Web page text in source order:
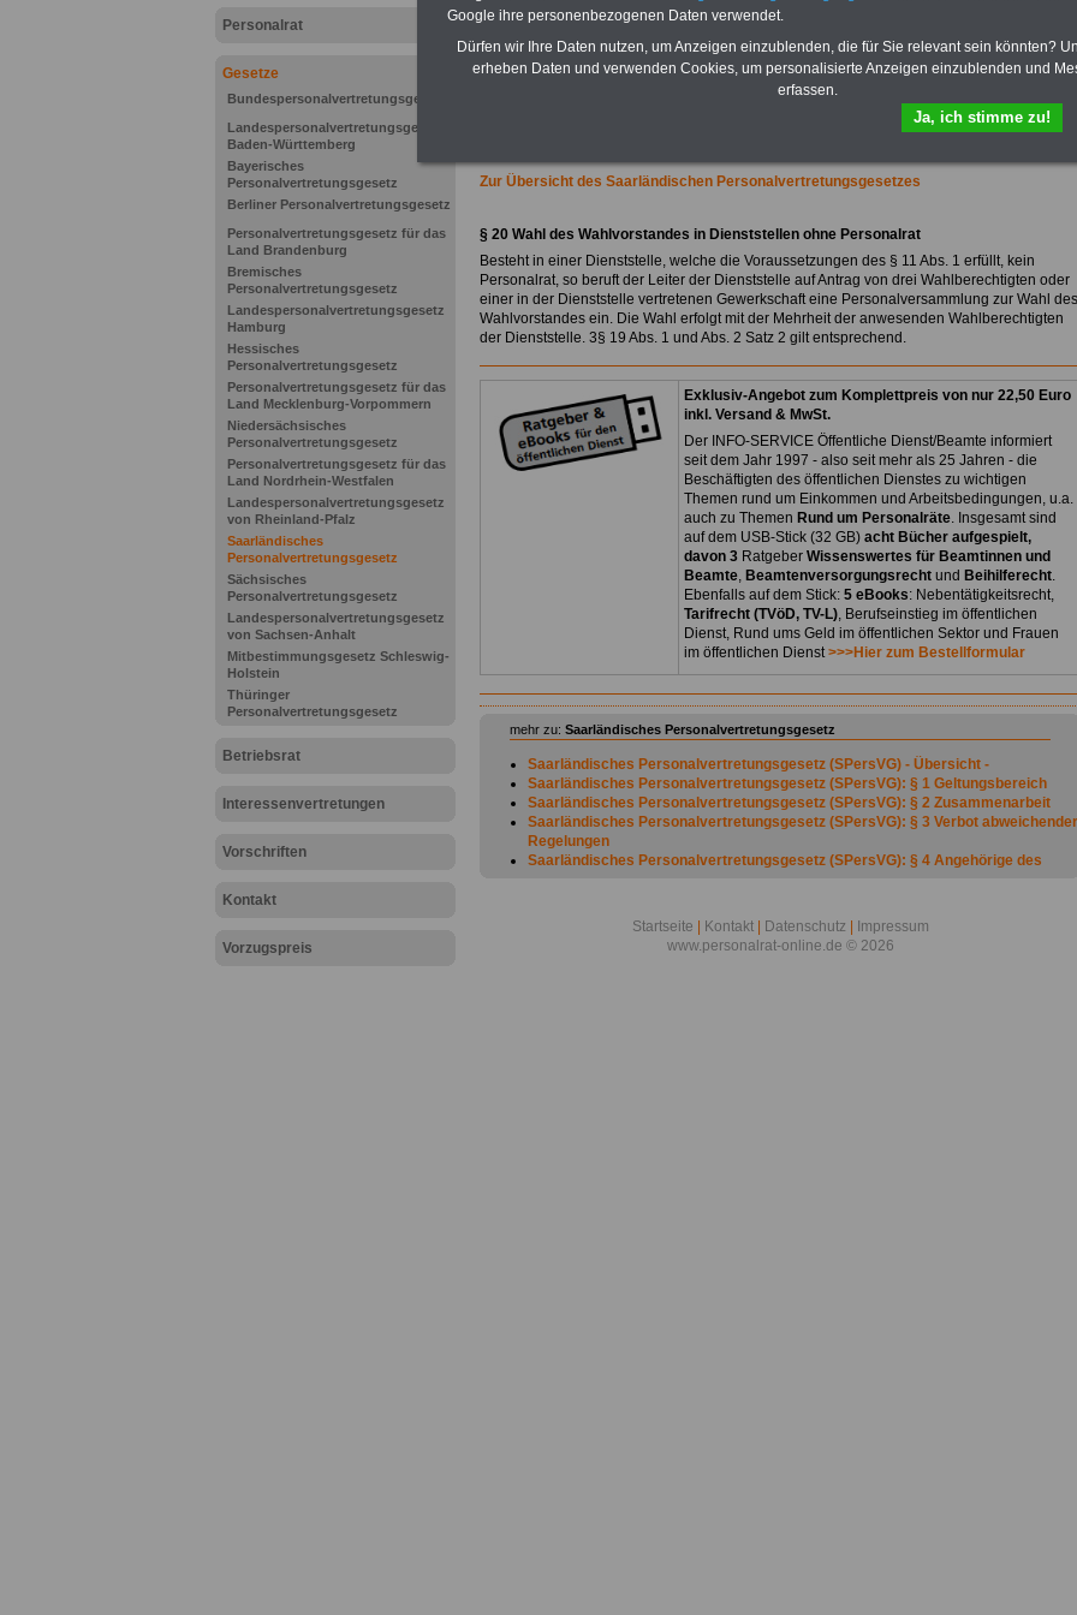
Personalrat
Gesetze
Bundespersonalvertretungsgesetz
Landespersonalvertretungsgesetz
Baden-Württemberg
Bayerisches
Personalvertretungsgesetz
Berliner Personalvertretungsgesetz
Personalvertretungsgesetz für das
Land Brandenburg
Bremisches
Personalvertretungsgesetz
Landespersonalvertretungsgesetz
Hamburg
Hessisches
Personalvertretungsgesetz
Personalvertretungsgesetz für das
Land Mecklenburg-Vorpommern
Niedersächsisches
Personalvertretungsgesetz
Personalvertretungsgesetz für das
Land Nordrhein-Westfalen
Landespersonalvertretungsgesetz
von Rheinland-Pfalz
Saarländisches
Personalvertretungsgesetz
Sächsisches
Personalvertretungsgesetz
Landespersonalvertretungsgesetz
von Sachsen-Anhalt
Mitbestimmungsgesetz Schleswig-
Holstein
Thüringer
Personalvertretungsgesetz
Betriebsrat
Interessenvertretungen
Vorschriften
Kontakt
Vorzugspreis
Bund, Länder und Kommunen.
>>>Hier zur Bestellung des
Zur Übersicht des Saarländischen Personalvertretungsgesetzes
§ 20 Wahl des Wahlvorstandes in Dienststellen ohne Personalrat
Besteht in einer Dienststelle, welche die Voraussetzungen des § 11 Abs. 1 erfüllt, kein
Personalrat, so beruft der Leiter der Dienststelle auf Antrag von drei Wahlberechtigten oder
einer in der Dienststelle vertretenen Gewerkschaft eine Personalversammlung zur Wahl des
Wahlvorstandes ein. Die Wahl erfolgt mit der Mehrheit der anwesenden Wahlberechtigten
der Dienststelle. 3§ 19 Abs. 1 und Abs. 2 Satz 2 gilt entsprechend.
Exklusiv-Angebot zum Komplettpreis von nur 22,50 Euro
inkl. Versand & MwSt.
Der INFO-SERVICE Öffentliche Dienst/Beamte informiert
seit dem Jahr 1997 - also seit mehr als 25 Jahren - die
Beschäftigten des öffentlichen Dienstes zu wichtigen
Themen rund um Einkommen und Arbeitsbedingungen, u.a.
auch zu Themen Rund um Personalräte. Insgesamt sind
auf dem USB-Stick (32 GB) acht Bücher aufgespielt,
davon 3 Ratgeber Wissenswertes für Beamtinnen und
Beamte, Beamtenversorgungsrecht und Beihilferecht.
Ebenfalls auf dem Stick: 5 eBooks: Nebentätigkeitsrecht,
Tarifrecht (TVöD, TV-L), Berufseinstieg im öffentlichen
Dienst, Rund ums Geld im öffentlichen Sektor und Frauen
im öffentlichen Dienst>>>Hier zum Bestellformular
mehr zu: Saarländisches Personalvertretungsgesetz
Saarländisches Personalvertretungsgesetz (SPersVG) - Übersicht -
Saarländisches Personalvertretungsgesetz (SPersVG): § 1 Geltungsbereich
Saarländisches Personalvertretungsgesetz (SPersVG): § 2 Zusammenarbeit
Saarländisches Personalvertretungsgesetz (SPersVG): § 3 Verbot abweichender
Regelungen
Saarländisches Personalvertretungsgesetz (SPersVG): § 4 Angehörige des
Saarländisches Personalvertretungsgesetz (SPersVG): § 6 Dienststellen
Saarländisches Personalvertretungsgesetz (SPersVG): § 7 Leiter der
Startseite Kontakt Datenschutz
Impressum
www.personalrat-online.de © 2026
Google ihre personenbezogenen Daten verwendet.
Dürfen wir Ihre Daten nutzen, um Anzeigen einzublenden, die für Sie relevant sein könnten?
erheben Daten und verwenden Cookies, um personalisierte Anzeigen einzublenden und
erfassen.
Ja, ich stimme zu!